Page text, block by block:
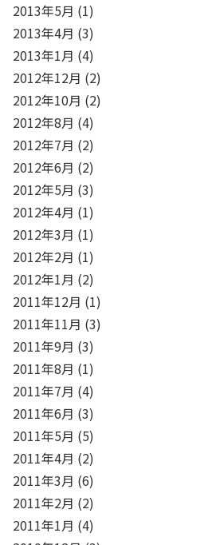
2013年5月 (1)
2013年4月 (3)
2013年1月 (4)
2012年12月 (2)
2012年10月 (2)
2012年8月 (4)
2012年7月 (2)
2012年6月 (2)
2012年5月 (3)
2012年4月 (1)
2012年3月 (1)
2012年2月 (1)
2012年1月 (2)
2011年12月 (1)
2011年11月 (3)
2011年9月 (3)
2011年8月 (1)
2011年7月 (4)
2011年6月 (3)
2011年5月 (5)
2011年4月 (2)
2011年3月 (6)
2011年2月 (2)
2011年1月 (4)